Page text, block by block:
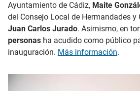
Ayuntamiento de Cádiz, Maite
del Consejo Local de Hermandades y
Juan Carlos Jurado. Asimismo, en
personas ha acudido como público
inauguración. Más información.